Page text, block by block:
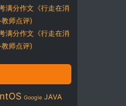
满分作文《行走在消
教师点评)
满分作文《行走在消
教师点评)
Google JAVA